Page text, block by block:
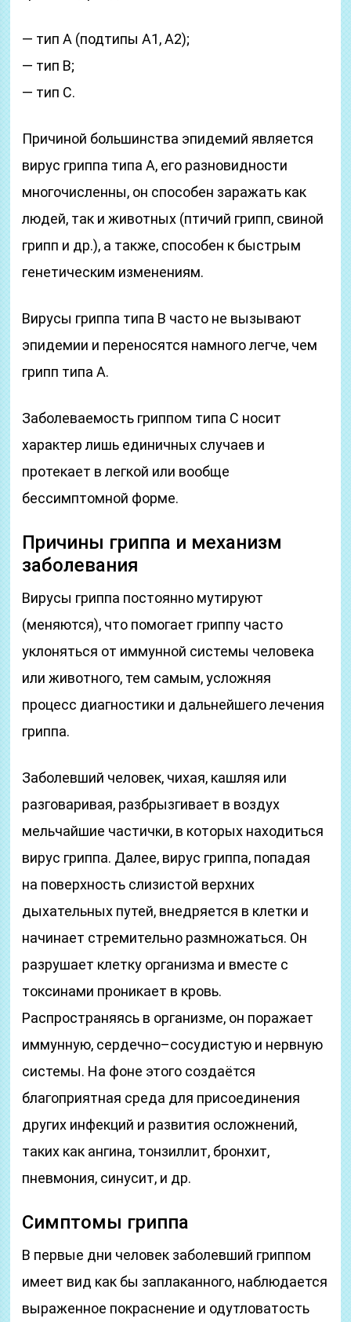
— тип А (подтипы А1, А2);
— тип B;
— тип С.
Причиной большинства эпидемий является
вирус гриппа типа А, его разновидности
многочисленны, он способен заражать как
людей, так и животных (птичий грипп, свиной
грипп и др.), а также, способен к быстрым
генетическим изменениям.
Вирусы гриппа типа B часто не вызывают
эпидемии и переносятся намного легче, чем
грипп типа А.
Заболеваемость гриппом типа С носит
характер лишь единичных случаев и
протекает в легкой или вообще
бессимптомной форме.
Причины гриппа и механизм
заболевания
Вирусы гриппа постоянно мутируют
(меняются), что помогает гриппу часто
уклоняться от иммунной системы человека
или животного, тем самым, усложняя
процесс диагностики и дальнейшего лечения
гриппа.
Заболевший человек, чихая, кашляя или
разговаривая, разбрызгивает в воздух
мельчайшие частички, в которых находиться
вирус гриппа. Далее, вирус гриппа, попадая
на поверхность слизистой верхних
дыхательных путей, внедряется в клетки и
начинает стремительно размножаться. Он
разрушает клетку организма и вместе с
токсинами проникает в кровь.
Распространяясь в организме, он поражает
иммунную, сердечно–сосудистую и нервную
системы. На фоне этого создаётся
благоприятная среда для присоединения
других инфекций и развития осложнений,
таких как ангина, тонзиллит, бронхит,
пневмония, синусит, и др.
Симптомы гриппа
В первые дни человек заболевший гриппом
имеет вид как бы заплаканного, наблюдается
выраженное покраснение и одутловатость